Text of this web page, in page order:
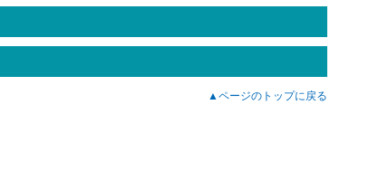
▲ページのトップに戻る